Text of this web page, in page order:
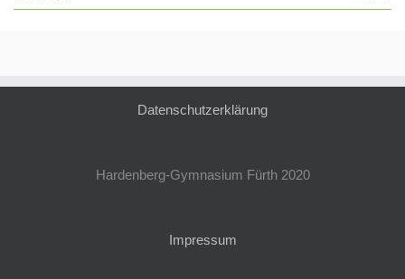
Datenschutzerklärung
Hardenberg-Gymnasium Fürth 2020
Impressum